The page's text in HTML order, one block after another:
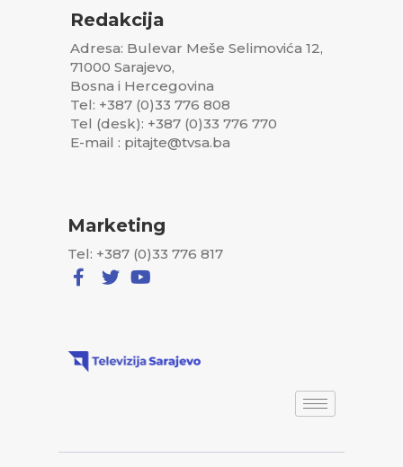
Redakcija
Adresa: Bulevar Meše Selimovića 12,
71000 Sarajevo,
Bosna i Hercegovina
Tel: +387 (0)33 776 808
Tel (desk): +387 (0)33 776 770
E-mail : pitajte@tvsa.ba
Marketing
Tel: +387 (0)33 776 817